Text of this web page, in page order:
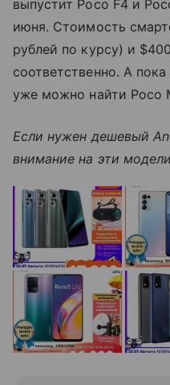
выпустит Poco F4 и
июня. Стоимость
рублей по курсу) и
соответственно. А
уже можно найти Poco
Если нужен дешевый
внимание на эти